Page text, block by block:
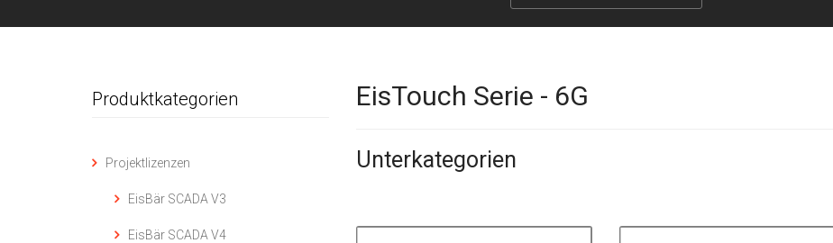
Produktkategorien
Projektlizenzen
EisBär SCADA V3
EisBär SCADA V4
EisTouch Serie - 6G
Unterkategorien